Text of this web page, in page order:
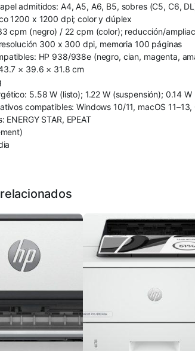
admitidos: A4, A5, A6, B5, sobres (C5, C6,
1200 x 1200 dpi; color y dúplex
cpm (negro) / 22 cpm (color); reducción/
300 x 300 dpi, memoria 100 páginas
HP 938/938e (negro, cian, magenta,
× 39.6 × 31.8 cm
5.58 W (listo); 1.22 W (suspensión); 0.14
compatibles: Windows 10/11, macOS 11–13,
STAR, EPEAT